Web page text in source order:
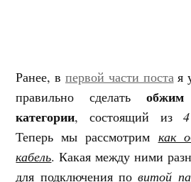
Ранее, в первой части постая
правильно сделать
категории, состоящий из
Теперь мы рассмотрим как
кабель. Какая между ними
для подключения повитой